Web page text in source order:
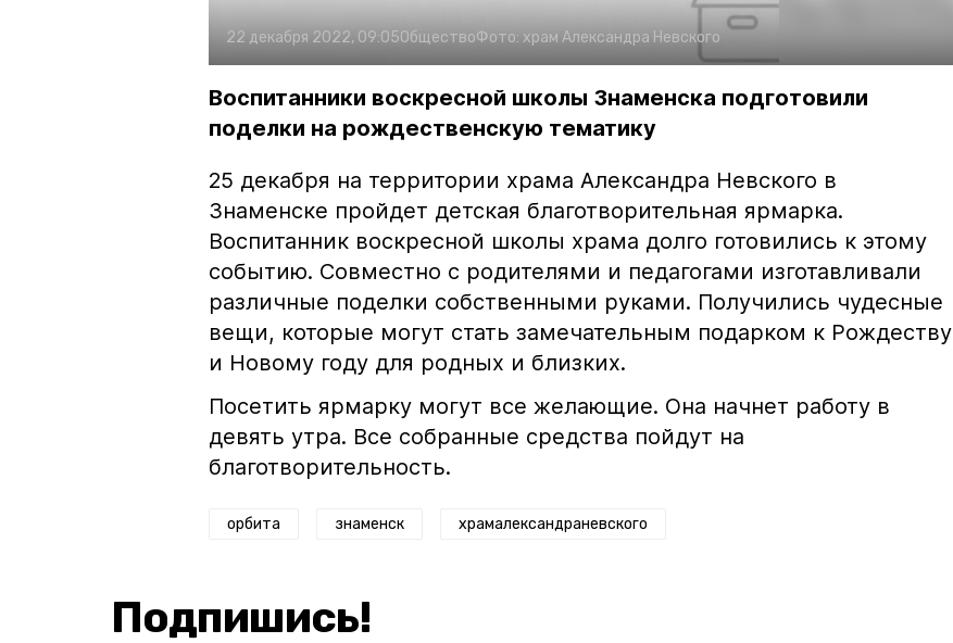
22 декабря 2022, 09:05ОбществоФото: храм Александра Невского
Воспитанники воскресной школы Знаменска подготовили
поделки на рождественскую тематику
25 декабря на территории храма Александра Невского в
Знаменске пройдет детская благотворительная ярмарка.
Воспитанник воскресной школы храма долго готовились к этому
событию. Совместно с родителями и педагогами изготавливали
различные поделки собственными руками. Получились чудесные
вещи, которые могут стать замечательным подарком к Рождеству
и Новому году для родных и близких.
Посетить ярмарку могут все желающие. Она начнет работу в
девять утра. Все собранные средства пойдут на
благотворительность.
орбита знаменск храмалександраневского
Подпишись!